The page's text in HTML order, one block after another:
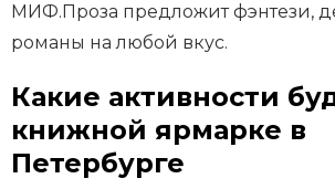
МИФ.Проза предложит фэнтези,
романы на любой вкус.
Какие активности
книжной ярмарке в
Петербурге